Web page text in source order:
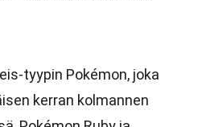
tyypin Pokémon, joka
kerran kolmannen